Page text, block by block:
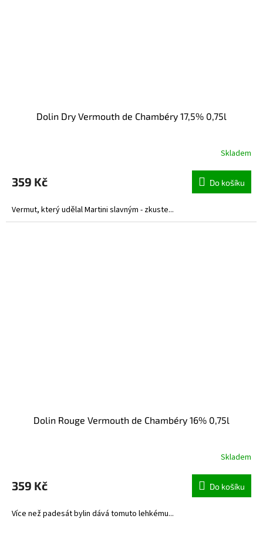
Dolin Dry Vermouth de Chambéry 17,5% 0,75l
Skladem
359 Kč Do košíku
Vermut, který udělal Martini slavným - zkuste...
Dolin Rouge Vermouth de Chambéry 16% 0,75l
Skladem
359 Kč Do košíku
Více než padesát bylin dává tomuto lehkému...